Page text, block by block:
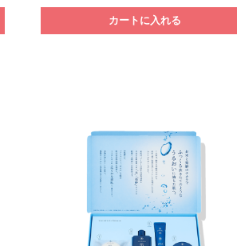
カートに入れる